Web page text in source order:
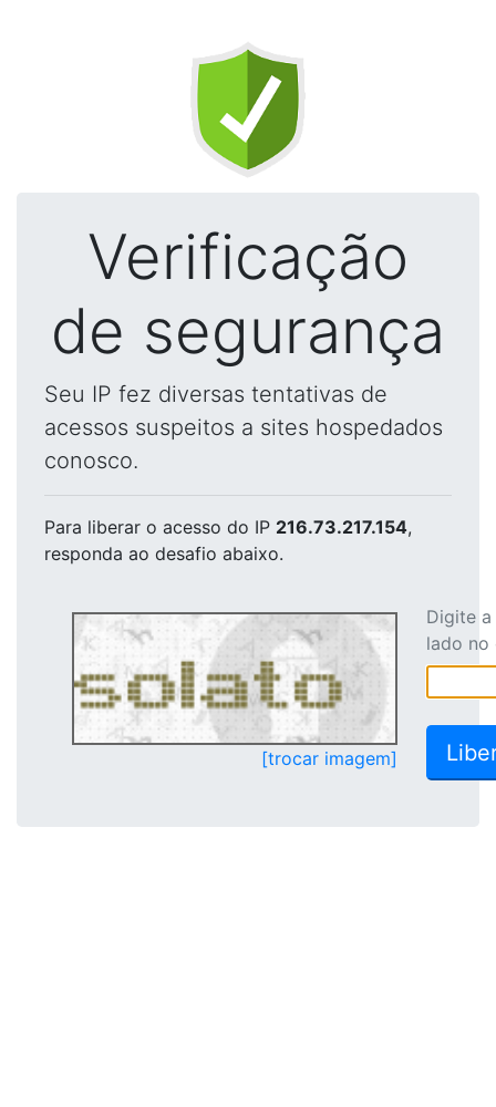
Verificação
de segurança
Seu IP fez diversas tentativas de
acessos suspeitos a sites hospedados
conosco.
Para liberar o acesso do IP 216.73.217.154,
responda ao desafio abaixo.
[trocar imagem]
Digite
lado no